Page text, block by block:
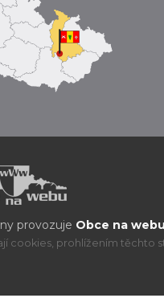
provozuje Obce na
cookies, prohlížením těchto